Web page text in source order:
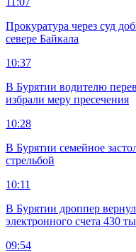
Прокуратура через суд
севере Байкала
10:37
В Бурятии водителю
избрали меру пресечения
10:28
В Бурятии семейное
стрельбой
10:11
В Бурятии дроппер
электронного счета 430
09:54